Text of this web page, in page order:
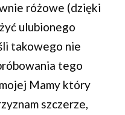
różowe (dzięki
ulubionego
takowego nie
tego
Mamy który
szczerze,